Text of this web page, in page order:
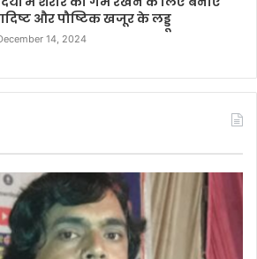
और पौष्टिक खजूर के लड्डू
14, 2024